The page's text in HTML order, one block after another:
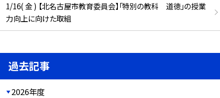
1/16( 金 ) 【北名古屋市教育委員会】「特別の教科 道徳」の授業
力向上に向けた取組
過去記事
2026年度